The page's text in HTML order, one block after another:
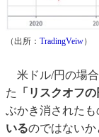
（出所： TradingVeiw）
米ドル/円の場合
た
「リスクオフ
ぶかき消された
いるのではないか